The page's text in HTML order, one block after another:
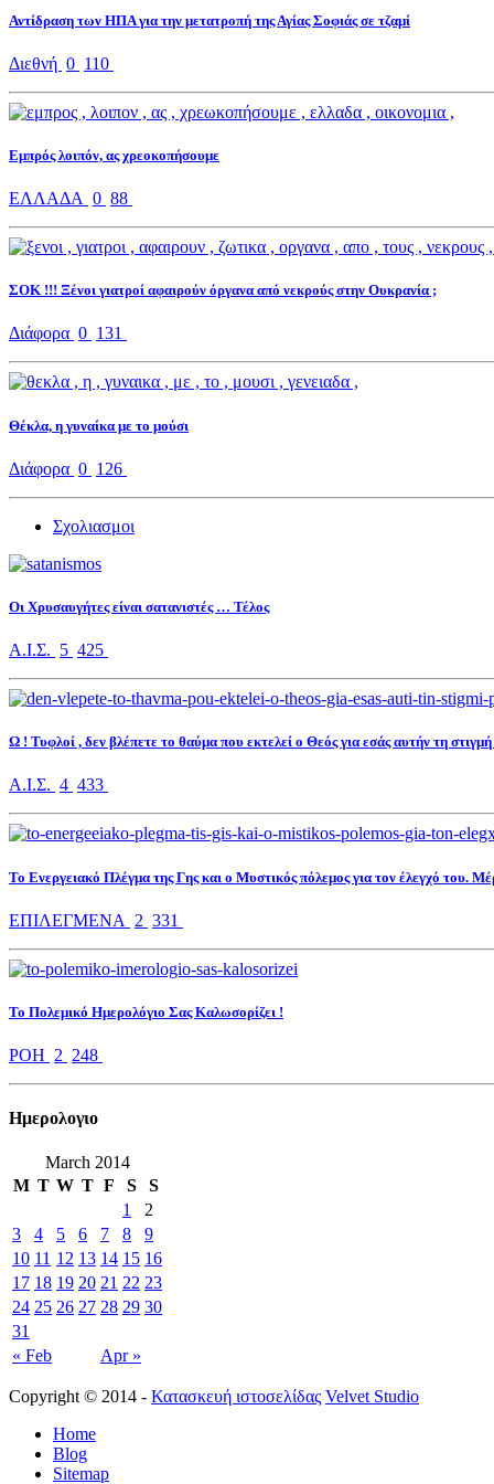
Αντίδραση των ΗΠΑ για την μετατροπή της Αγίας Σοφιάς σε τζαμί
Διεθνή 0 110
Εμπρός λοιπόν, ας χρεοκοπήσουμε
ΕΛΛΑΔΑ 0 88
ΣΟΚ !!! Ξένοι γιατροί αφαιρούν όργανα από νεκρούς στην Ουκρανία ;
Διάφορα 0 131
Θέκλα, η γυναίκα με το μούσι
Διάφορα 0 126
Σχολιασμοι
Οι Χρυσαυγήτες είναι σατανιστές … Τέλος
Α.Ι.Σ. 5 425
Ω ! Τυφλοί , δεν βλέπετε το θαύμα που εκτελεί ο Θεός για εσάς αυτήν τη
Α.Ι.Σ. 4 433
Το Ενεργειακό Πλέγμα της Γης και ο Μυστικός πόλεμος για τον έλεγχό του.
ΕΠΙΛΕΓΜΕΝΑ 2 331
Το Πολεμικό Ημερολόγιο Σας Καλωσορίζει !
ΡΟΗ 2 248
Ημερολoγιο
March 2014
M T W T F S S
« Feb Apr »
1
2
3
4 5 6 7 8
9
10 11 12 13 14 15 16
17 18 19 20 21 22 23
24 25 26 27 28 29 30
31
Copyright © 2014 - Κατασκευή ιστοσελίδας Velvet Studio
Home
Blog
Sitemap